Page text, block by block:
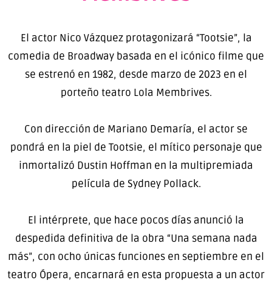
El actor Nico Vázquez protagonizará “Tootsie”, la
comedia de Broadway basada en el icónico filme que
se estrenó en 1982, desde marzo de 2023 en el
porteño teatro Lola Membrives.
Con dirección de Mariano Demaría, el actor se
pondrá en la piel de Tootsie, el mítico personaje que
inmortalizó Dustin Hoffman en la multipremiada
película de Sydney Pollack.
El intérprete, que hace pocos días anunció la
despedida definitiva de la obra “Una semana nada
más”, con ocho únicas funciones en septiembre en el
teatro Ópera, encarnará en esta propuesta a un actor